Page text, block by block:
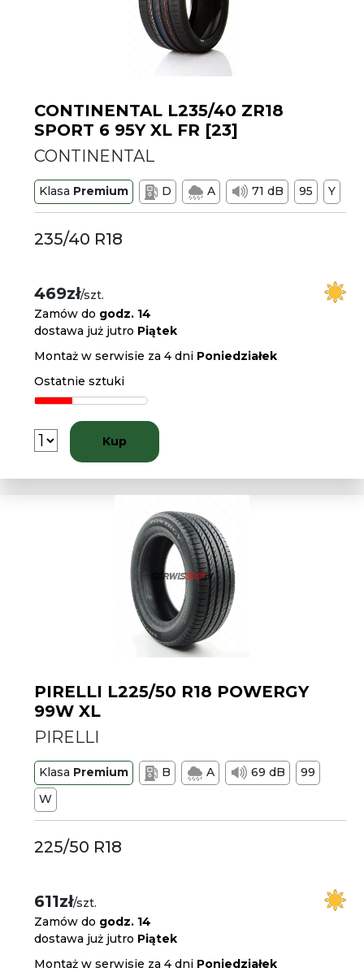
CONTINENTAL L235/40 ZR18
SPORT 6 95Y XL FR [23]
CONTINENTAL
Klasa Premium D A 71 dB 95 Y
235/40 R18
469zł/szt.
Zamów do godz. 14
dostawa już jutro Piątek
Montaż w serwisie za 4 dni Poniedziałek
Ostatnie sztuki
Kup
PIRELLI L225/50 R18 POWERGY
99W XL
PIRELLI
Klasa Premium B A 69 dB
99
W
225/50 R18
611zł/szt.
Zamów do godz. 14
dostawa już jutro Piątek
Montaż w serwisie za 4 dni Poniedziałek